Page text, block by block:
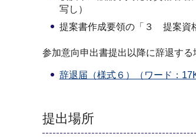
写し）
提案書作成要領の「３ 提案資
参加意向申出書提出以降に辞退す
辞退届（様式６）（ワード：
提出場所